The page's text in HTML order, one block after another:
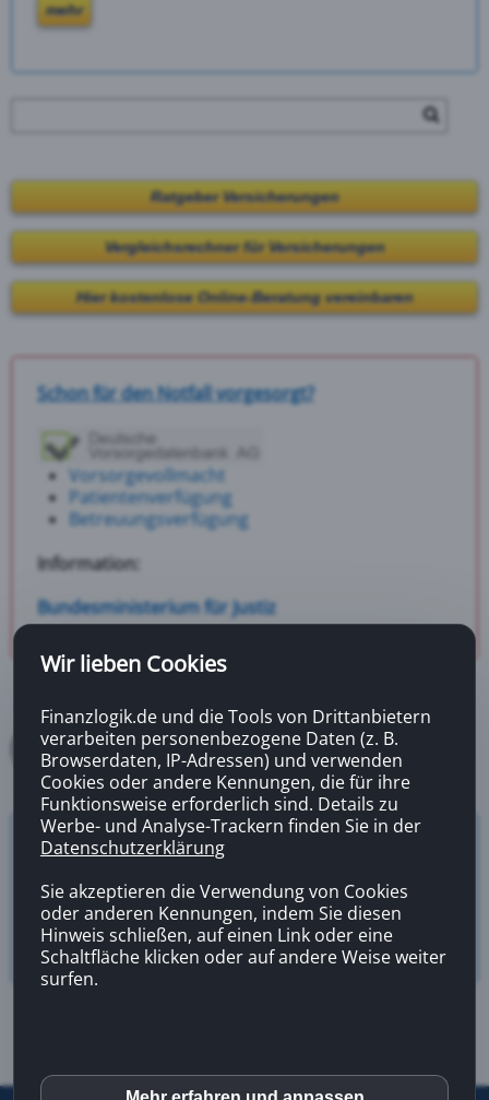
mehr
Ratgeber Versicherungen
Vergleichsrechner für Versicherungen
Hier kostenlose Online-Beratung vereinbaren
Schon für den Notfall vorgesorgt?
Vorsorgevollmacht
Patientenverfügung
Betreuungsverfügung
Information:
Bundesministerium für Justiz
Versicherungsrechner
Wir lieben Cookies
Finanzlogik.de und die Tools von Drittanbietern
verarbeiten personenbezogene Daten (z. B.
Browserdaten, IP-Adressen) und verwenden
Cookies oder andere Kennungen, die für ihre
Funktionsweise erforderlich sind. Details zu
Werbe- und Analyse-Trackern finden Sie in der
Datenschutzerklärung
Sie akzeptieren die Verwendung von Cookies
oder anderen Kennungen, indem Sie diesen
Hinweis schließen, auf einen Link oder eine
Schaltfläche klicken oder auf andere Weise weiter
surfen.